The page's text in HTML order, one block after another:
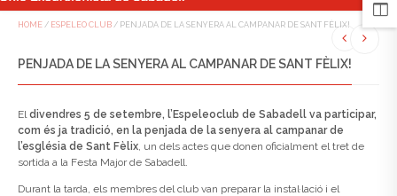
HOME / ESPELEO CLUB / PENJADA DE LA SENYERA AL CAMPANAR DE SANT FÈLIX!
PENJADA DE LA SENYERA AL CAMPANAR DE SANT FÈLIX!
Eldivendres 5 de setembre, l’Espeleoclub de Sabadell va participar,
com és ja tradició, en la penjada de la senyera al campanar de
l’església de Sant Fèlix, un dels actes que donen oficialment el tret de
sortida a la Festa Major de Sabadell.
Durant la tarda, els membres del club van preparar la instal·lació i el